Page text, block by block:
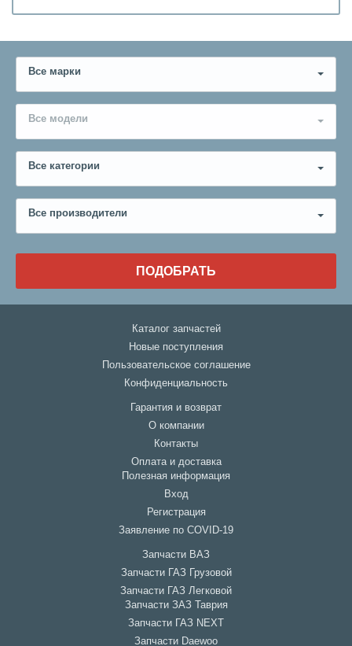
Все марки
Все модели
Все категории
Все производители
ПОДОБРАТЬ
Каталог запчастей
Новые поступления
Пользовательское соглашение
Конфиденциальность
Гарантия и возврат
О компании
Контакты
Оплата и доставка
Полезная информация
Вход
Регистрация
Заявление по COVID-19
Запчасти ВАЗ
Запчасти ГАЗ Грузовой
Запчасти ГАЗ Легковой
Запчасти ЗАЗ Таврия
Запчасти ГАЗ NEXT
Запчасти Daewoo